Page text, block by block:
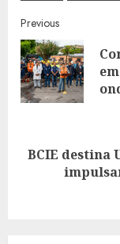
Continue
Reading
Previous
BCIE destina